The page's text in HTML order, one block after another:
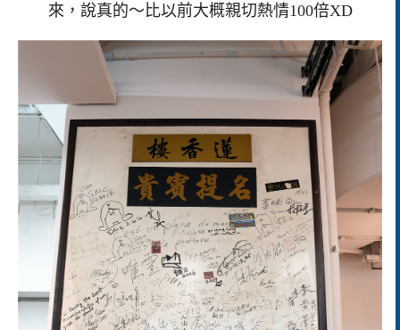
來，說真的～比以前大概親切熱情100倍XD